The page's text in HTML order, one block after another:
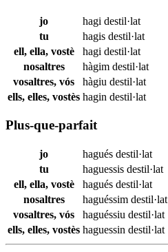
jo hagi destil·lat
tu
hagis destil·lat
ell, ella, vostè
hagi destil·lat
nosaltres
hàgim destil·lat
vosaltres, vós
hàgiu destil·lat
ells, elles, vostès hagin destil·lat
Plus-que-parfait
jo hagués destil·lat
tu
haguessis destil·lat
ell, ella, vostè
hagués destil·lat
nosaltres
haguéssim destil·lat
vosaltres, vós
haguéssiu destil·lat
ells, elles, vostès haguessin destil·lat